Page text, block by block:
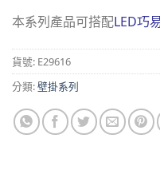
本系列產品可搭配LED巧
貨號: E29616
分類:壁掛系列